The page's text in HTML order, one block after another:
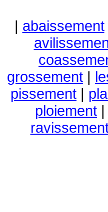
| abaissement
grossement |
pissement |
ploiement |